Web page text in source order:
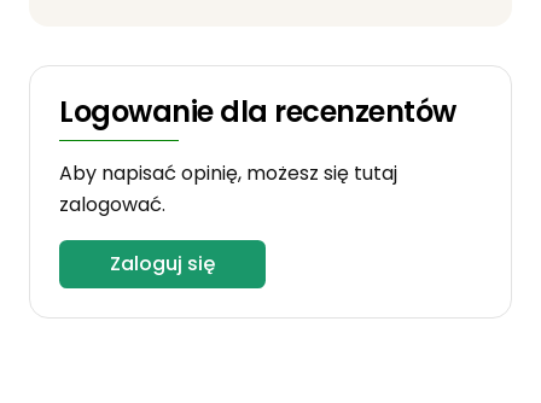
Logowanie dla recenzentów
Aby napisać opinię, możesz się tutaj
zalogować.
Zaloguj się